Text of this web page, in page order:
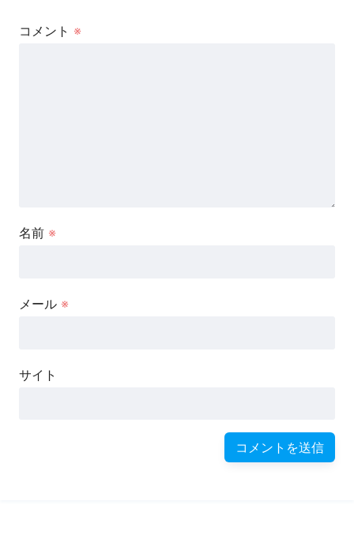
コメント ※
名前 ※
メール ※
サイト